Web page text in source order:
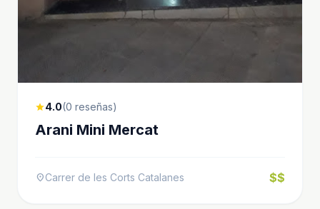
star4.0(0 reseñas)
Arani Mini Mercat
location_onCarrer de les Corts Catalanes $$